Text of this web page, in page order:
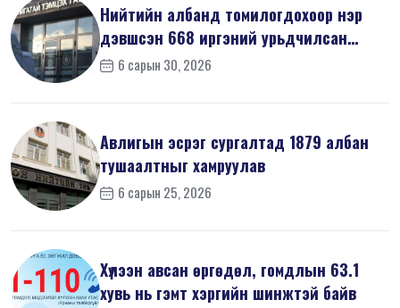
Нийтийн албанд томилогдохоор нэр
дэвшсэн 668 иргэний урьдчилсан
мэдүүл...
6 сарын 30, 2026
Авлигын эсрэг сургалтад 1879 албан
тушаалтныг хамруулав
6 сарын 25, 2026
Хүлээн авсан өргөдөл, гомдлын 63.1
хувь нь гэмт хэргийн шинжтэй байв